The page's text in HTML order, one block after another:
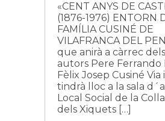
«CENT ANYS DE
(1876-1976) ENTORN
FAMÍLIA CUSINÉ DE
VILAFRANCA DEL
que anirà a càrrec
autors Pere Ferrando
Fèlix Josep Cusiné Via
tindrà lloc a la sala
Local Social de la
dels Xiquets […]